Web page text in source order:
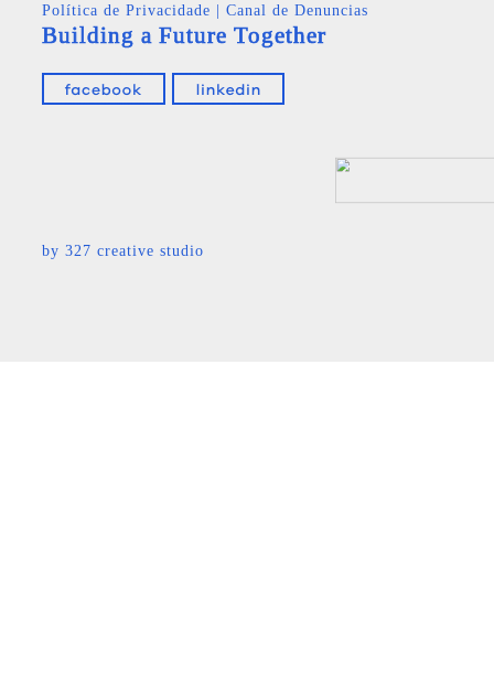
Política de Privacidade
Canal de Denuncias
Building a Future Together
by 327 creative studio